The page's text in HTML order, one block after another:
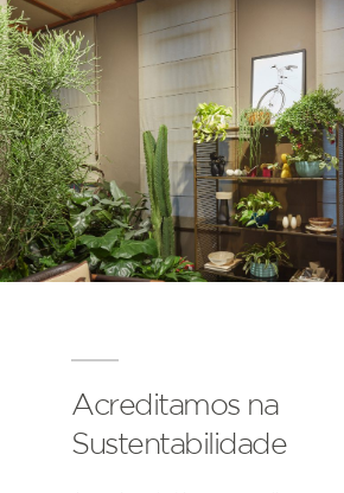
Acreditamos na
Sustentabilidade